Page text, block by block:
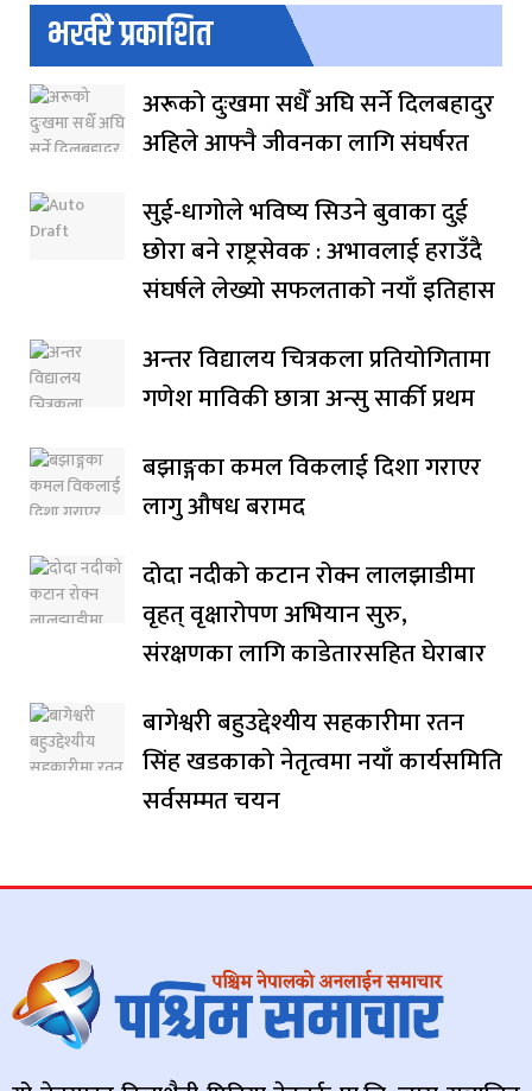
भर्खरै प्रकाशित
अरूको दुःखमा सधैँ अघि सर्ने दिलबहादुर
अहिले आफ्नै जीवनका लागि संघर्षरत
सुई-धागोले भविष्य सिउने बुवाका दुई
छोरा बने राष्ट्रसेवक : अभावलाई हराउँदै
संघर्षले लेख्यो सफलताको नयाँ इतिहास
अन्तर विद्यालय चित्रकला प्रतियोगितामा
गणेश माविकी छात्रा अन्सु सार्की प्रथम
बझाङ्गका कमल विकलाई दिशा गराएर
लागु औषध बरामद
दोदा नदीको कटान रोक्न लालझाडीमा
वृहत् वृक्षारोपण अभियान सुरु,
संरक्षणका लागि काडेतारसहित घेराबार
बागेश्वरी बहुउद्देश्यीय सहकारीमा रतन
सिंह खडकाको नेतृत्वमा नयाँ कार्यसमिति
सर्वसम्मत चयन